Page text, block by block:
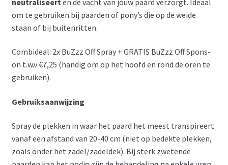
om te gebruiken bij paarden of pony’s die op de weide
staan of bij buitenritten.
Combideal: 2x BuZzz Off Spray + GRATIS BuZzz Off Spons-
on t.w.v €7,25 (handig om op het hoofd en rond de oren te
gebruiken).
Gebruiksaanwijzing
Spray de plekken in waar het paard het meest transpireert
vanaf een afstand van 20-40 cm (niet op bedekte plekken,
zoals onder het zadel/zadeldek). Bij sterk zwetende